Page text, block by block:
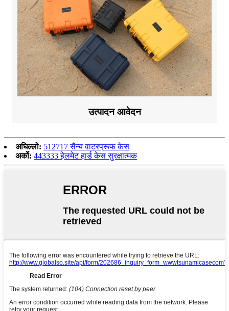
उत्पादन आवेदन
अघिल्लो: 512717 सैन्य वाटरप्रूफ केस
अर्को: 443333 हेलमेट हार्ड केस सुरक्षात्मक